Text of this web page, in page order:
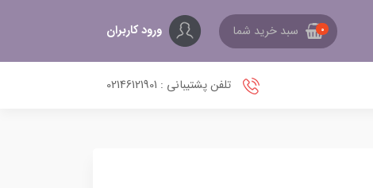
0 سبد خرید شما ورود کاربران
تلفن پشتیبانی : 02146121901